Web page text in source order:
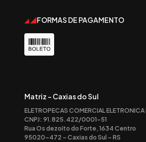
FORMAS DE PAGAMENTO
Matriz - Caxias do Sul
ELETROPECAS COMERCIAL ELETRONICA
CNPJ: 91.825.422/0001-51
Rua Os dezoito do Forte, 1634 Centro
95020-472 – Caxias do Sul – RS